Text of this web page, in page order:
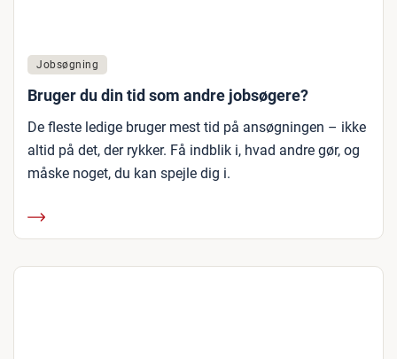
Jobsøgning
Bruger du din tid som andre jobsøgere?
De fleste ledige bruger mest tid på ansøgningen – ikke
altid på det, der rykker. Få indblik i, hvad andre gør, og
måske noget, du kan spejle dig i.